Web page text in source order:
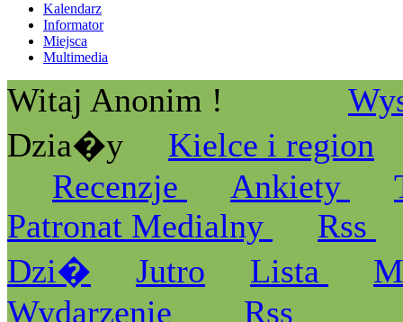
Kalendarz
Informator
Miejsca
Multimedia
Witaj Anonim !
Dzia�y
Kielce i region
Recenzje
Ankiety
Patronat Medialny
Rss
Dzi�
Jutro Lista
Wydarzenie
Rss